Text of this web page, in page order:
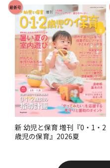
最新号
新 幼児と保育 増刊『0・1・2
歳児の保育』2026夏